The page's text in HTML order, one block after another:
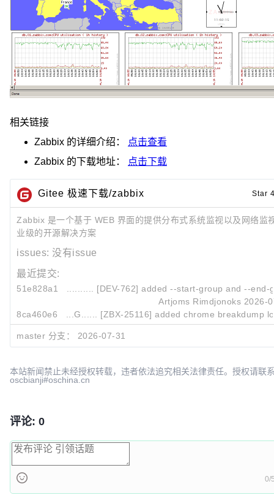
相关链接
Zabbix 的详细介绍：
点击查看
Zabbix 的下载地址： 点击下载
Gitee 极速下载/zabbix Star
Zabbix 是一个基于 WEB 界面的提供分布式系统监视以及网络监
业级的开源解决方案
issues: 没有issue
最近提交:
51e828a1
.......... [DEV-762] added --start-group and --end-
Artjoms Rimdjonoks 2026-
8ca460e6
...G...... [ZBX-25116] added chrome breakdump
Oskars Pucka 2026-
7d85d5d2
.......... [DEV-762] made order more consistent
master 分支： 2026-07-31
本站新闻禁止未经授权转载，违者依法追究相关法律责任。授权请联
oscbianji#oschina.cn
评论: 0
0/